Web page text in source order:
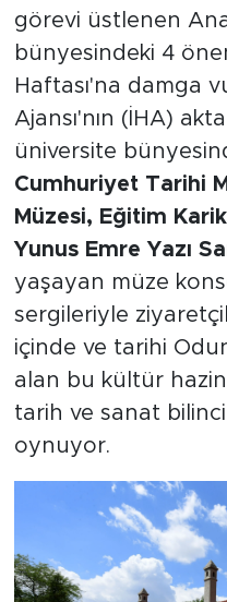
görevi üstlenen
bünyesindeki 4
Haftası'na damga
Ajansı'nın (İHA)
üniversite
Cumhuriyet Tarihi
Müzesi, Eğitim
Yunus Emre Yazı
yaşayan müze
sergileriyle
içinde ve tarihi
alan bu kültür
tarih ve sanat
oynuyor.